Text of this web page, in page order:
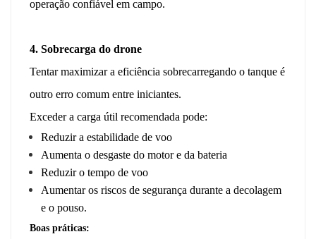
operação confiável em campo.
4. Sobrecarga do drone
Tentar maximizar a eficiência sobrecarregando o tanque é
outro erro comum entre iniciantes.
Exceder a carga útil recomendada pode:
Reduzir a estabilidade de voo
Aumenta o desgaste do motor e da bateria
Reduzir o tempo de voo
Aumentar os riscos de segurança durante a decolagem
e o pouso.
Boas práticas: